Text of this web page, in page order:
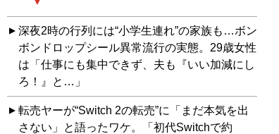
深夜2時の行列には“小学生連れ”の家族も…ボン
ボンドロップシール異常流行の実態。29歳女性
は「仕事にも集中できず、夫も『いい加減にし
ろ！』と…」
転売ヤーが“Switch 2の転売”に「まだ本気を出
さない」と語ったワケ。「初代Switchで約